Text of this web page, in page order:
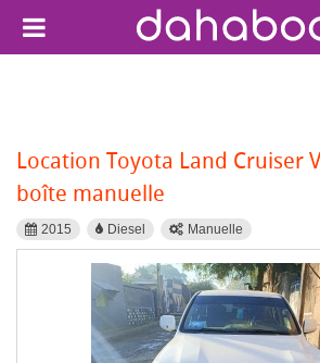
Location Toyota Land Cruiser
boîte manuelle
2015 Diesel Manuelle